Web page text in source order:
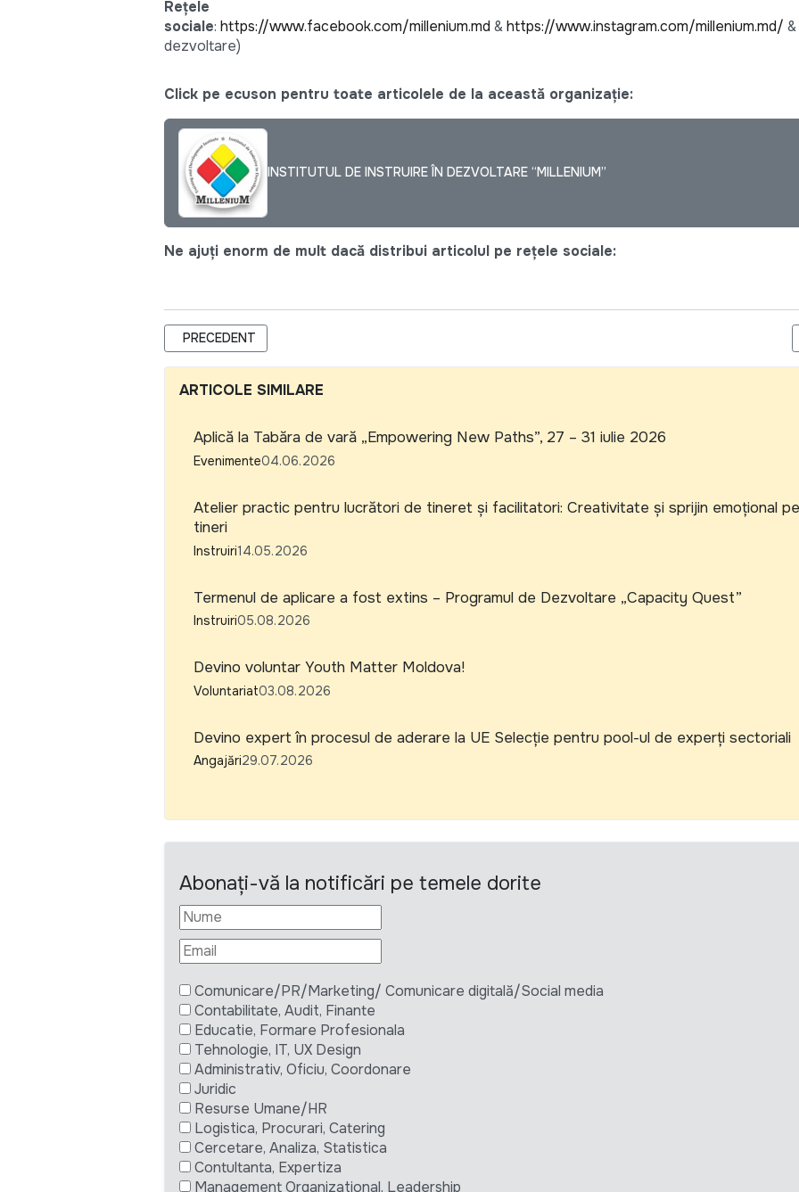
Rețele
sociale: https://www.facebook.com/millenium.md &https://www.instagram.com/millenium.md/ &
dezvoltare)
Click pe ecuson pentru toate articolele de la această organizație:
INSTITUTUL DE INSTRUIRE ÎN DEZVOLTARE “MILLENIUM”
Ne ajuți enorm de mult dacă distribui articolul pe rețele sociale:
ARTICOL PRECEDENT: SOLIDARITY FUND PL ÎN MOLDOVA ANGAJEAZĂ SPECIALIST/Ă MANAGEMENTUL
PRECEDENT
ARTICOLE SIMILARE
Aplică la Tabăra de vară „Empowering New Paths”, 27 – 31 iulie 2026
Evenimente04.06.2026
Atelier practic pentru lucrători de tineret și facilitatori: Creativitate și sprijin emoțional
tineri
Instruiri14.05.2026
Termenul de aplicare a fost extins – Programul de Dezvoltare „Capacity Quest”
Instruiri05.08.2026
Devino voluntar Youth Matter Moldova!
Voluntariat03.08.2026
Devino expert în procesul de aderare la UE Selecție pentru pool-ul de experți sectoriali
Angajări29.07.2026
Abonați-vă la notificări pe temele dorite
Comunicare/PR/Marketing/ Comunicare digitală/Social media
Contabilitate, Audit, Finante
Educatie, Formare Profesionala
Tehnologie, IT, UX Design
Administrativ, Oficiu, Coordonare
Juridic
Resurse Umane/HR
Logistica, Procurari, Catering
Cercetare, Analiza, Statistica
Contultanta, Expertiza
Management Organizational, Leadership